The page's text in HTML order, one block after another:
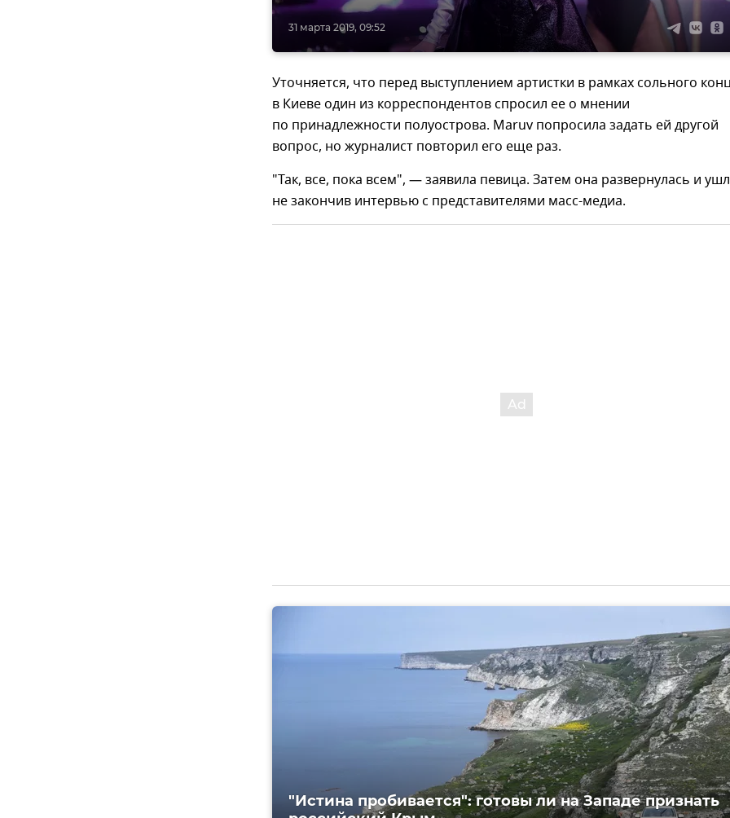
31 марта 2019, 09:52
Уточняется, что перед выступлением артистки в рамках сольного
в Киеве один из корреспондентов спросил ее о мнении
по принадлежности полуострова. Maruv попросила задать ей другой
вопрос, но журналист повторил его еще раз.
"Так, все, пока всем", — заявила певица. Затем она развернулась и
не закончив интервью с представителями масс-медиа.
"Истина пробивается": готовы ли на Западе признать